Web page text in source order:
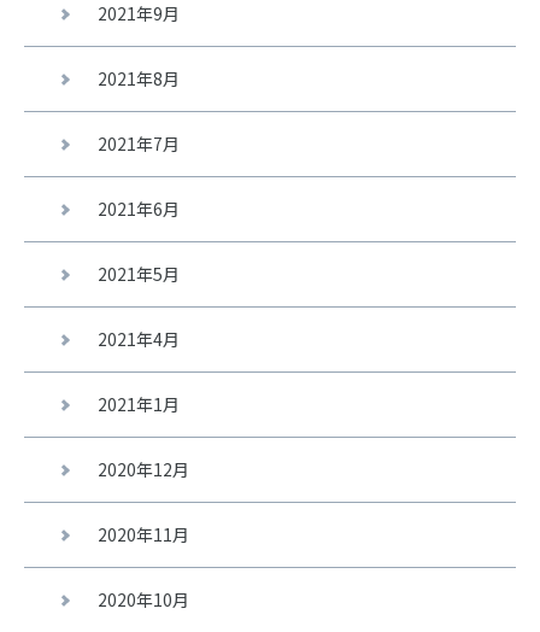
2021年9月
2021年8月
2021年7月
2021年6月
2021年5月
2021年4月
2021年1月
2020年12月
2020年11月
2020年10月